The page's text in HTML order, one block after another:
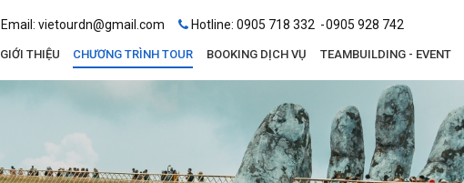
Email: vietourdn@gmail.com Hotline: 0905 718 332 0905 928 742
GIỚI THIỆU CHƯƠNG TRÌNH TOUR BOOKING DỊCH VỤ TEAMBUILDING - EVENT